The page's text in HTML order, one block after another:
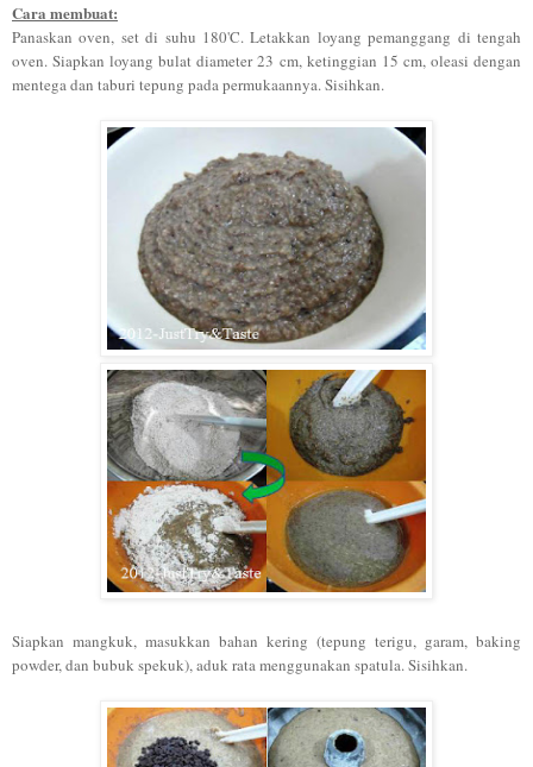
Cara membuat:
Panaskan oven, set di suhu 180'C. Letakkan loyang pemanggang di tengah
oven. Siapkan loyang bulat diameter 23 cm, ketinggian 15 cm, oleasi dengan
mentega dan taburi tepung pada permukaannya. Sisihkan.
Siapkan mangkuk, masukkan bahan kering (tepung terigu, garam, baking
powder, dan bubuk spekuk), aduk rata menggunakan spatula. Sisihkan.